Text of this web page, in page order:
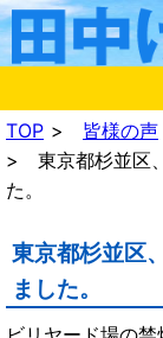
TOP
皆様の声
東京都杉並区
た。
東京都杉並区
ました。